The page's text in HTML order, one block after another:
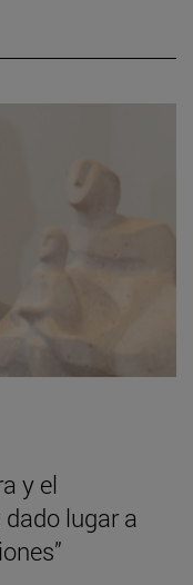
y el
lugar a